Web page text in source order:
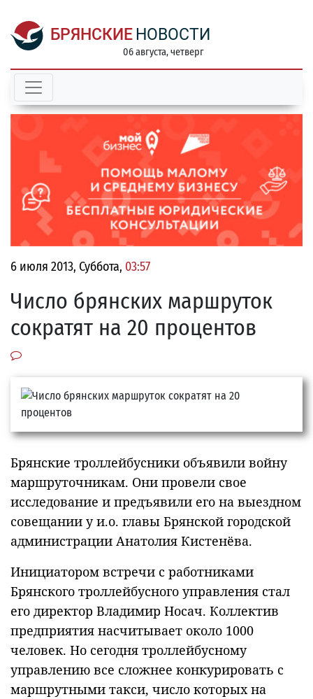
БРЯНСКИЕ НОВОСТИ
06 августа, четверг
6 июля 2013, Суббота, 03:57
Число брянских маршруток
сократят на 20 процентов
Брянские троллейбусники объявили войну
маршруточникам. Они провели свое
исследование и предъявили его на выездном
совещании у и.о. главы Брянской городской
администрации Анатолия Кистенёва.
Инициатором встречи с работниками
Брянского троллейбусного управления стал
его директор Владимир Носач. Коллектив
предприятия насчитывает около 1000
человек. Но сегодня троллейбусному
управлению все сложнее конкурировать с
маршрутными такси, число которых на